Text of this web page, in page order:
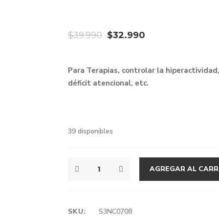
$39.990 El
original
era:
$32.990
actual
es:
Para Terapias, controlar la hiperactividad,
déficit atencional, etc.
39 disponibles
COLUMPIO
AGREGAR AL
SKU: S3NC0708